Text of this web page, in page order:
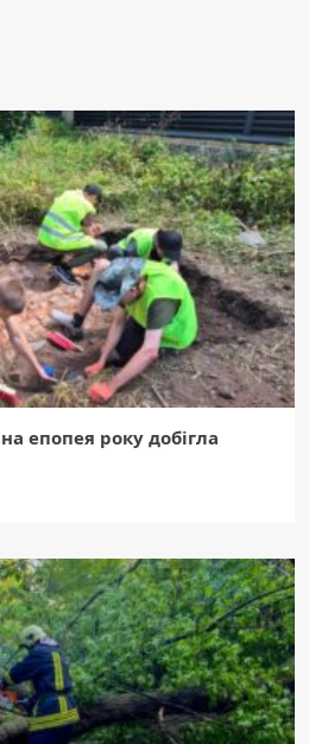
епопея року добігла